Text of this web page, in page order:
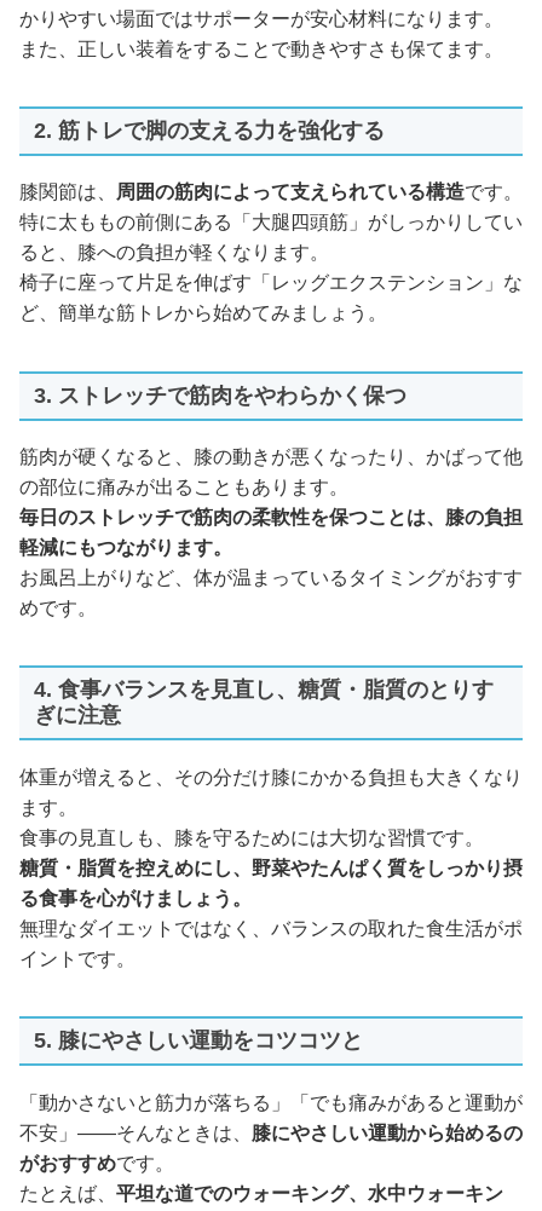
かりやすい場面ではサポーターが安心材料になります。
また、正しい装着をすることで動きやすさも保てます。
2. 筋トレで脚の支える力を強化する
膝関節は、 周囲の筋肉によって支えられている構造です。
特に太ももの前側にある「大腿四頭筋」がしっかりしてい
ると、膝への負担が軽くなります。
椅子に座って片足を伸ばす「レッグエクステンション」な
ど、簡単な筋トレから始めてみましょう。
3. ストレッチで筋肉をやわらかく保つ
筋肉が硬くなると、膝の動きが悪くなったり、かばって他
の部位に痛みが出ることもあります。
毎日のストレッチで筋肉の柔軟性を保つことは、膝の負担
軽減にもつながります。
お風呂上がりなど、体が温まっているタイミングがおすす
めです。
4. 食事バランスを見直し、糖質・脂質のとりす
ぎに注意
体重が増えると、その分だけ膝にかかる負担も大きくなり
ます。
食事の見直しも、膝を守るためには大切な習慣です。
糖質・脂質を控えめにし、野菜やたんぱく質をしっかり摂
る食事を心がけましょう。
無理なダイエットではなく、バランスの取れた食生活がポ
イントです。
5. 膝にやさしい運動をコツコツと
「動かさないと筋力が落ちる」「でも痛みがあると運動が
不安」——そんなときは、 膝にやさしい運動から始めるの
がおすすめです。
たとえば、 平坦な道でのウォーキング、水中ウォーキン